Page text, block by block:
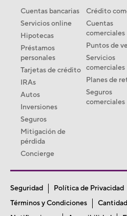
Cuentas bancarias
Servicios online
Hipotecas
Préstamos
personales
Tarjetas de crédito
IRAs
Autos
Inversiones
Seguros
Mitigación de
pérdida
Concierge
Crédito
Cuentas
comerciales
Puntos de
Servicios
comerciales
Planes de
Seguros
comerciales
Seguridad
Política de Privacidad
Términos y Condiciones